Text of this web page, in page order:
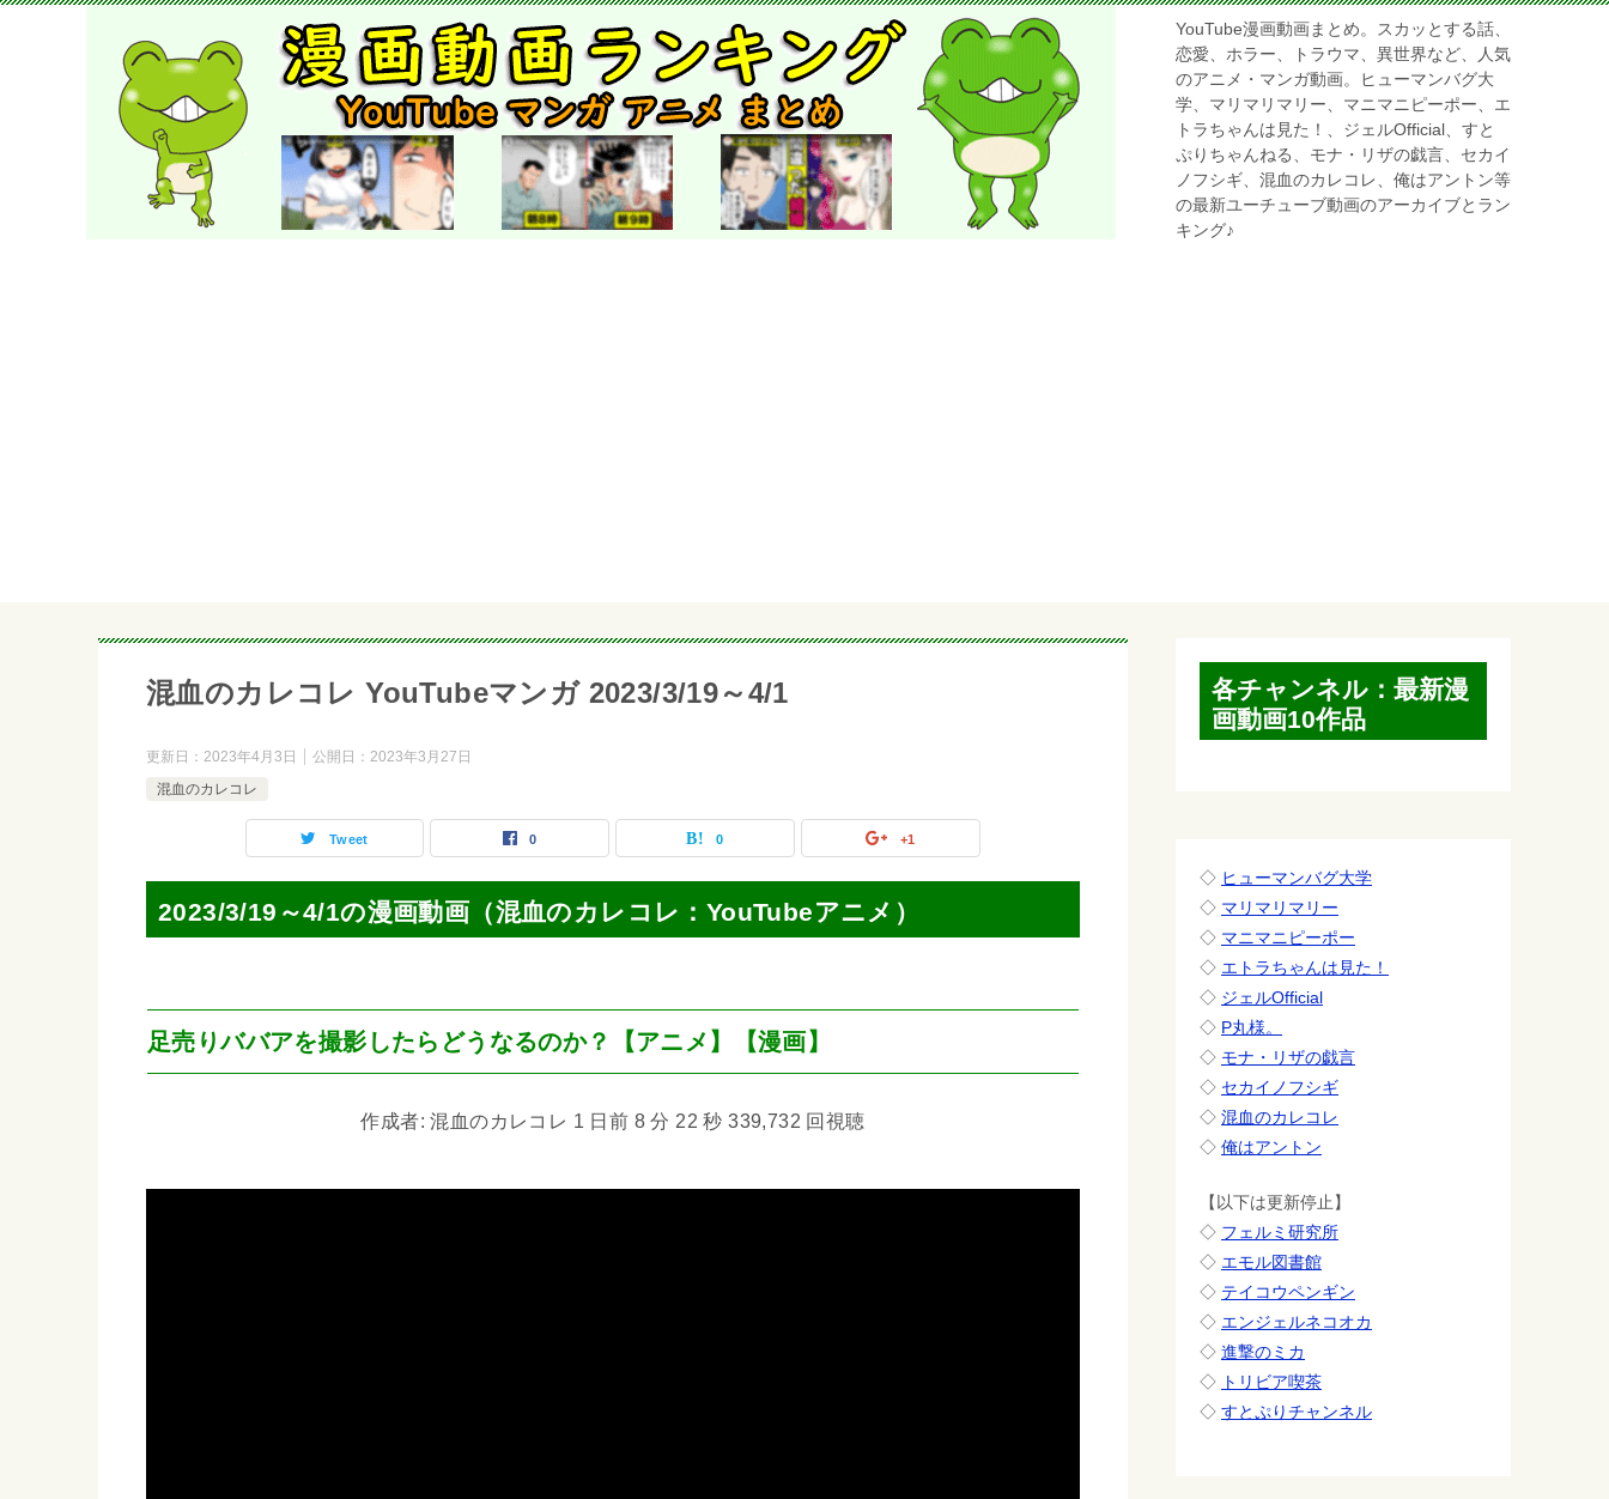
YouTube漫画動画まとめ。スカッとする話、
恋愛、ホラー、トラウマ、異世界など、人気
のアニメ・マンガ動画。ヒューマンバグ大
学、マリマリマリー、マニマニピーポー、エ
トラちゃんは見た！、ジェルOfficial、すと
ぷりちゃんねる、モナ・リザの戯言、セカイ
ノフシギ、混血のカレコレ、俺はアントン等
の最新ユーチューブ動画のアーカイブとラン
キング♪
混血のカレコレ YouTubeマンガ 2023/3/19～4/1
更新日： 2023年4月3日 公開日： 2023年3月27日
混血のカレコレ
Tweet 0 0 +1
2023/3/19～4/1の漫画動画（混血のカレコレ：YouTubeアニメ）
足売りババアを撮影したらどうなるのか？【アニメ】【漫画】
作成者: 混血のカレコレ 1 日前 8 分 22 秒 339,732 回視聴
各チャンネル：最新漫
画動画10作品
◇ ヒューマンバグ大学
◇ マリマリマリー
◇ マニマニピーポー
◇ エトラちゃんは見た！
◇ ジェルOfficial
◇ P丸様。
◇ モナ・リザの戯言
◇ セカイノフシギ
◇ 混血のカレコレ
◇ 俺はアントン
【以下は更新停止】
◇ フェルミ研究所
◇ エモル図書館
◇ テイコウペンギン
◇ エンジェルネコオカ
◇ 進撃のミカ
◇ トリビア喫茶
◇ すとぷりチャンネル